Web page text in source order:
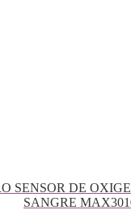
SENSOR DE
SANGRE